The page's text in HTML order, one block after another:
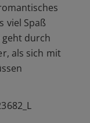
viel Spaß
geht durch
als sich mit